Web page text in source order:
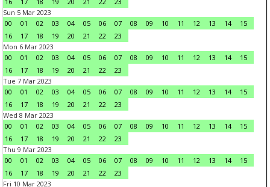
Sun 5 Mar 2023
00
01 02 03 04 05 06 07 08 09 10 11 12 13 14
15
16
17 18 19 20 21 22
23
Mon 6 Mar 2023
00
01 02 03 04 05 06 07 08 09 10 11 12 13 14
15
16
17 18 19 20 21 22
23
Tue 7 Mar 2023
00
01 02 03 04 05 06 07 08 09 10 11 12 13 14
15
16
17 18 19 20 21 22
23
Wed 8 Mar 2023
00
01 02 03 04 05 06 07 08 09 10 11 12 13 14
15
16
17 18 19 20 21 22
23
Thu 9 Mar 2023
00
01 02 03 04 05 06 07 08 09 10 11 12 13 14
15
16
17 18 19 20 21 22
23
Fri 10 Mar 2023